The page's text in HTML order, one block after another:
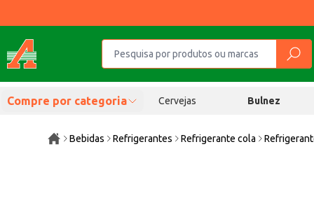
Compre por categoria Cervejas Bulnez
Bebidas Refrigerantes Refrigerante cola